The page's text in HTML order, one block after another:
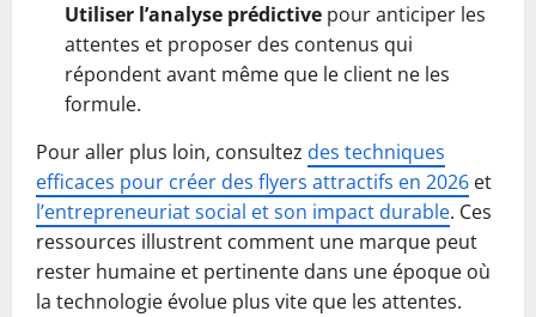
Utiliser l’analyse prédictive pour anticiper les
attentes et proposer des contenus qui
répondent avant même que le client ne les
formule.
Pour aller plus loin, consultez des techniques
efficaces pour créer des flyers attractifs en 2026 et
l’entrepreneuriat social et son impact durable. Ces
ressources illustrent comment une marque peut
rester humaine et pertinente dans une époque où
la technologie évolue plus vite que les attentes.